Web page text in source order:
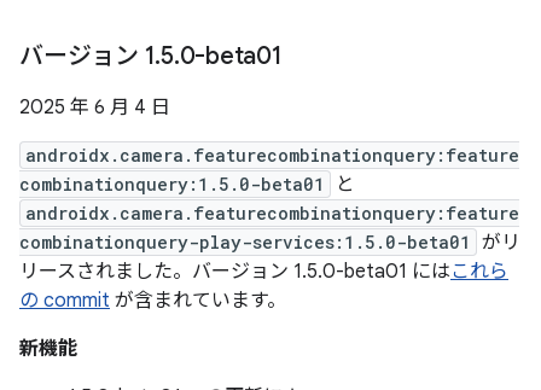
バージョン 1.5.0-beta01
2025 年 6 月 4 日
androidx.camera.featurecombinationquery:feature
combinationquery:1.5.0-beta01
と
androidx.camera.featurecombinationquery:feature
combinationquery-play-services:1.5.0-beta01
がリ
リースされました。バージョン 1.5.0-beta01 にはこれら
の commit が含まれています。
新機能